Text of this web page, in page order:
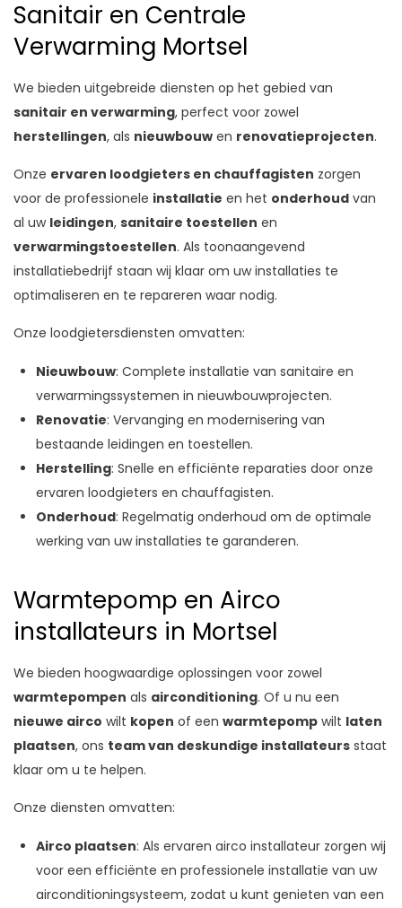
Sanitair en Centrale
Verwarming Mortsel
We bieden uitgebreide diensten op het gebied van
sanitair en verwarming, perfect voor zowel
herstellingen, als nieuwbouw en renovatieprojecten.
Onze ervaren loodgieters en chauffagisten zorgen
voor de professionele installatie en het onderhoud van
al uw leidingen, sanitaire toestellen en
verwarmingstoestellen. Als toonaangevend
installatiebedrijf staan wij klaar om uw installaties te
optimaliseren en te repareren waar nodig.
Onze loodgietersdiensten omvatten:
Nieuwbouw: Complete installatie van sanitaire en
verwarmingssystemen in nieuwbouwprojecten.
Renovatie: Vervanging en modernisering van
bestaande leidingen en toestellen.
Herstelling: Snelle en efficiënte reparaties door onze
ervaren loodgieters en chauffagisten.
Onderhoud: Regelmatig onderhoud om de optimale
werking van uw installaties te garanderen.
Warmtepomp en Airco
installateurs in Mortsel
We bieden hoogwaardige oplossingen voor zowel
warmtepompen als airconditioning. Of u nu een
nieuwe airco wilt kopen of een warmtepomp wilt laten
plaatsen, ons team van deskundige installateurs staat
klaar om u te helpen.
Onze diensten omvatten:
Airco plaatsen: Als ervaren airco installateur zorgen wij
voor een efficiënte en professionele installatie van uw
airconditioningsysteem, zodat u kunt genieten van een